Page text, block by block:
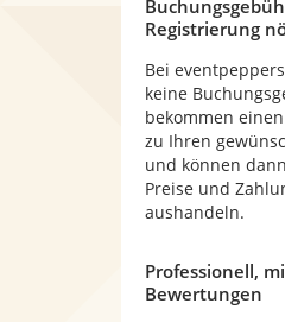
Registrierung
Bei
keine
bekommen
zu Ihren
und können
Preise und
aushandeln.
Professionell,
Bewertungen